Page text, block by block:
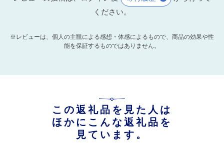
ください。
※レビューは、個人の主観による感想・体感によるもので、商品の効果や性
能を保証するものではありません。
この返礼品を見た人は
ほかにこんな返礼品を
見ています。